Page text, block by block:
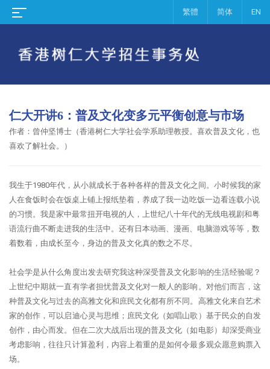
繁體 简体 EN
仁大开讲6：普及文化变多元平衡创意与市场
作者： 曾仲坚博士（香港树仁大学社会学系助理教授。喜欢普及文化，也
喜欢了解社会。）
我生于1980年代，从小就成长于各种各样的普及文化之间。 小时候我的家
人在食饭时会在饭桌上铺上报纸垫着，养成了我一边吃饭一边看连载小说
的习惯。 我是家中最常扭开电视的人，上世纪八十年代的无线电视剧和粤
语流行曲不断走进我的生活中。 还有日本动画、漫画、电脑游戏等等，数
着数着，由成长至今，身边的普及文化真的数之不尽。
社会学是从什么角度出发去研究我这种深受普及文化影响的生活经验呢？
上世纪中期就一直有学者担忧普及文化对一般人的影响。 对他们而言，这
种普及文化与过去的高雅文化和庶民文化都有所不同。 高雅文化来自艺术
家的创作，可以启迪心灵与思维；庶民文化（如唱山歌）基于民众的自发
创作，由心而发。 但在二次大战后出现的普及文化（如电影）却深受商业
考虑影响，往往只计算盈利，内容上着重的是如何令最多观众愿意购票入
场。